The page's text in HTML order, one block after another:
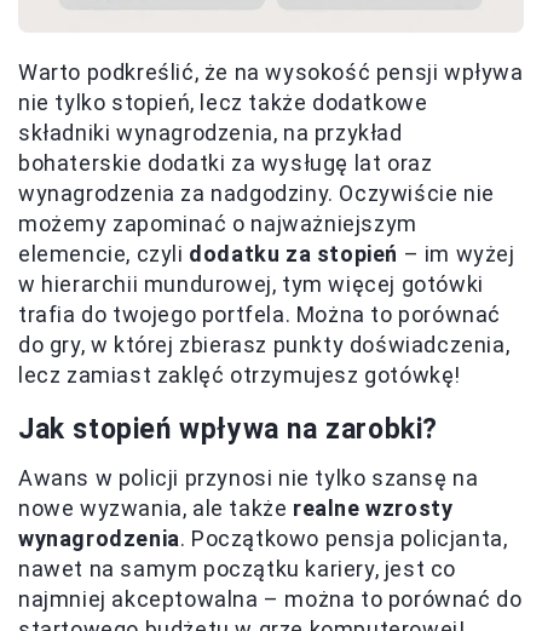
Warto podkreślić, że na wysokość pensji wpływa
nie tylko stopień, lecz także dodatkowe
składniki wynagrodzenia, na przykład
bohaterskie dodatki za wysługę lat oraz
wynagrodzenia za nadgodziny. Oczywiście nie
możemy zapominać o najważniejszym
elemencie, czyli dodatku za stopień – im wyżej
w hierarchii mundurowej, tym więcej gotówki
trafia do twojego portfela. Można to porównać
do gry, w której zbierasz punkty doświadczenia,
lecz zamiast zaklęć otrzymujesz gotówkę!
Jak stopień wpływa na zarobki?
Awans w policji przynosi nie tylko szansę na
nowe wyzwania, ale także realne wzrosty
wynagrodzenia. Początkowo pensja policjanta,
nawet na samym początku kariery, jest co
najmniej akceptowalna – można to porównać do